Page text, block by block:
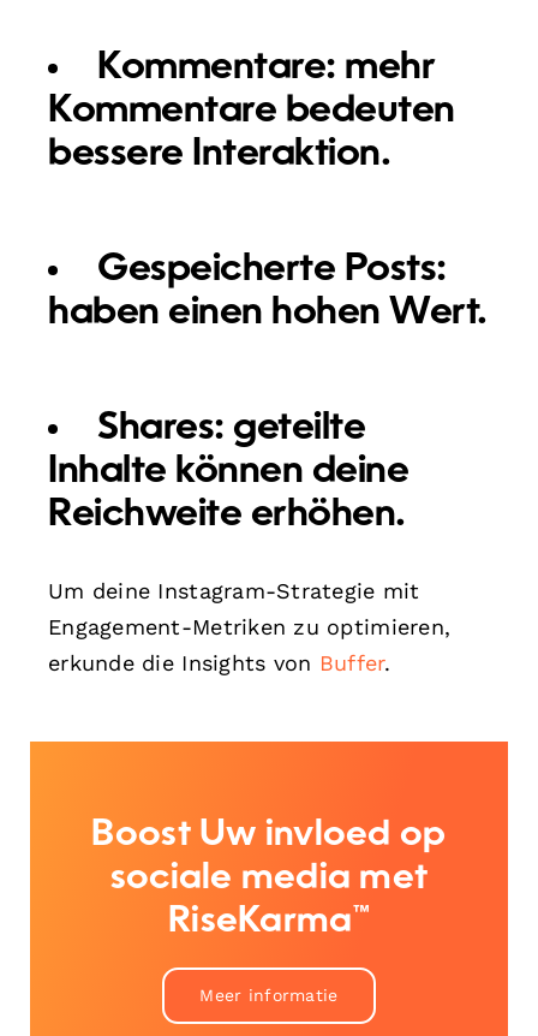
Kommentare: mehr
Kommentare bedeuten
bessere Interaktion.
Gespeicherte Posts:
haben einen hohen Wert.
Shares: geteilte
Inhalte können deine
Reichweite erhöhen.
Um deine Instagram-Strategie mit
Engagement-Metriken zu optimieren,
erkunde die Insights von Buffer.
Boost Uw invloed op
sociale media met
RiseKarma™
Meer informatie